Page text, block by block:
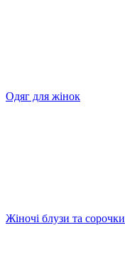
Одяг для жінок
Жіночі блузи та сорочки